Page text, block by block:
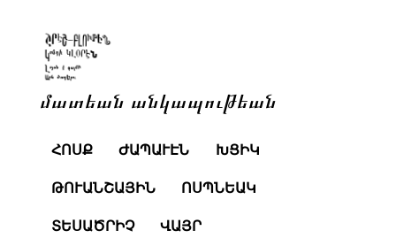
մատեան անկապութեան
ՀՈՍՔ ԺԱՊԱՒԷՆ ԽՑԻԿ
ԹՈՒԱՆՇԱՅԻՆ ՈՍՊՆԵԱԿ
ՏԵՍԱԾՐԻՉ ՎԱՅՐ